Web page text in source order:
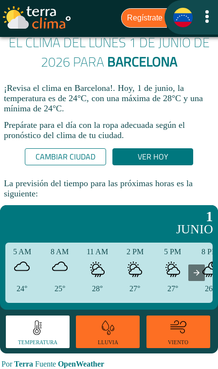
EL CLIMA DEL LUNES 1 DE JUNIO DE
2026 PARA BARCELONA
¡Revisa el clima en Barcelona!. Hoy, 1 de junio, la
temperatura es de 24°C, con una máxima de 28°C y una
mínima de 24°C.​
Prepárate para el día con la ropa adecuada según el
pronóstico del clima de tu ciudad.​
CAMBIAR CIUDAD VER HOY
La previsión del tiempo para las próximas horas es la
siguiente:
1
JUNIO
5 AM
24°
8 AM
25°
11 AM
28°
2 PM
27°
5 PM
27°
8
26°
TEMPERATURA LLUVIA VIENTO
PorTerra Fuente OpenWeather